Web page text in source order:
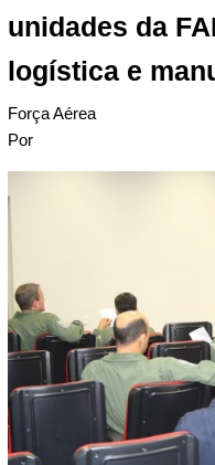
unidades da
logística e
Força Aérea
Por